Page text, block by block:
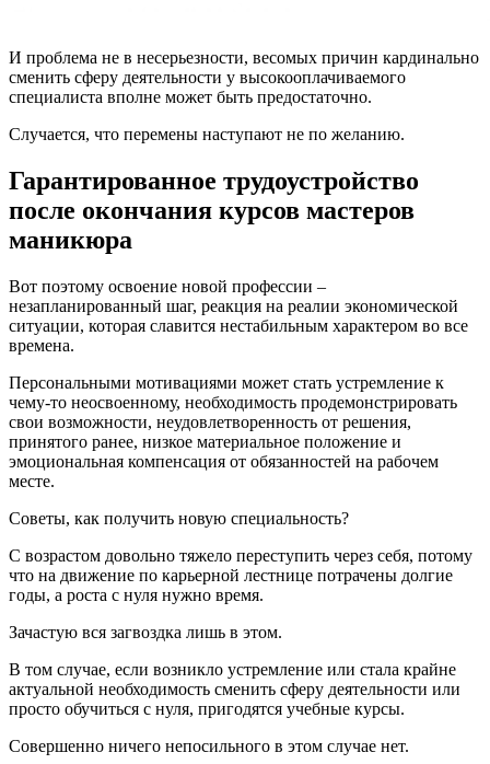
И проблема не в несерьезности, весомых причин кардинально
сменить сферу деятельности у высокооплачиваемого
специалиста вполне может быть предостаточно.
Случается, что перемены наступают не по желанию.
Гарантированное трудоустройство
после окончания курсов мастеров
маникюра
Вот поэтому освоение новой профессии –
незапланированный шаг, реакция на реалии экономической
ситуации, которая славится нестабильным характером во все
времена.
Персональными мотивациями может стать устремление к
чему-то неосвоенному, необходимость продемонстрировать
свои возможности, неудовлетворенность от решения,
принятого ранее, низкое материальное положение и
эмоциональная компенсация от обязанностей на рабочем
месте.
Советы, как получить новую специальность?
С возрастом довольно тяжело переступить через себя, потому
что на движение по карьерной лестнице потрачены долгие
годы, а роста с нуля нужно время.
Зачастую вся загвоздка лишь в этом.
В том случае, если возникло устремление или стала крайне
актуальной необходимость сменить сферу деятельности или
просто обучиться с нуля, пригодятся учебные курсы.
Совершенно ничего непосильного в этом случае нет.